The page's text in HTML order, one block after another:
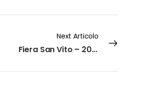
Next Articolo
Fiera San Vito – 2009